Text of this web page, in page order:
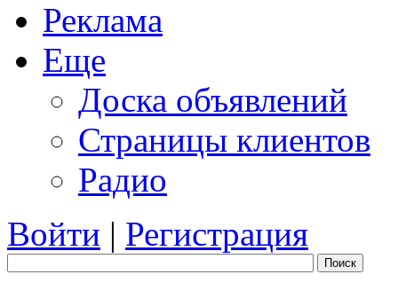
Реклама
Еще
Доска объявлений
Страницы клиентов
Радио
Войти | Регистрация
Поиск